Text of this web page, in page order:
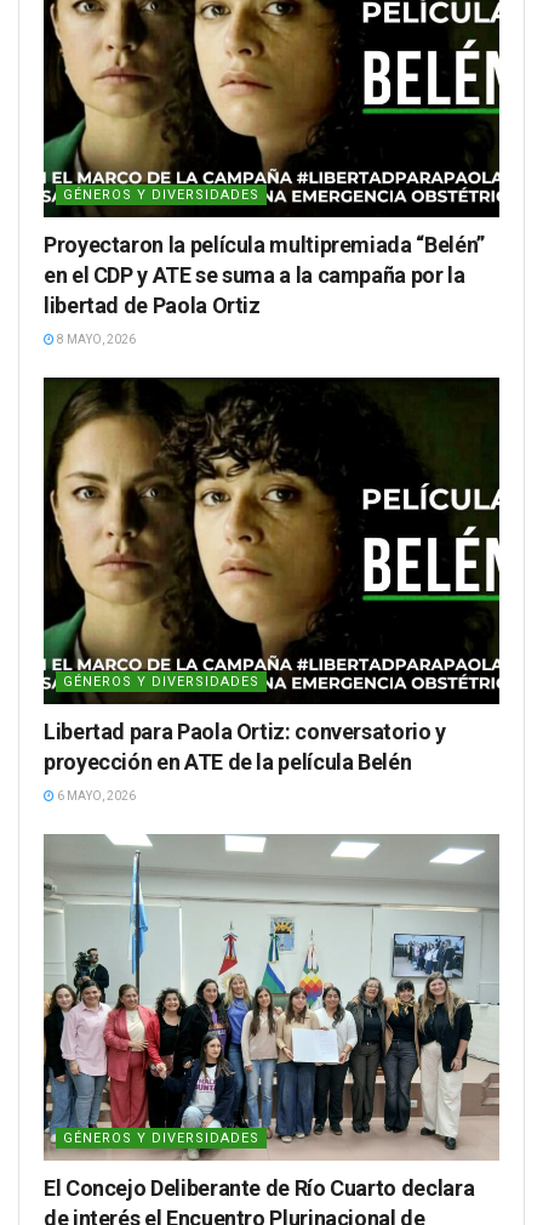
GÉNEROS Y DIVERSIDADES
Proyectaron la película multipremiada “Belén”
en el CDP y ATE se suma a la campaña por la
libertad de Paola Ortiz
8 MAYO, 2026
GÉNEROS Y DIVERSIDADES
Libertad para Paola Ortiz: conversatorio y
proyección en ATE de la película Belén
6 MAYO, 2026
GÉNEROS Y DIVERSIDADES
El Concejo Deliberante de Río Cuarto declara
de interés el Encuentro Plurinacional de